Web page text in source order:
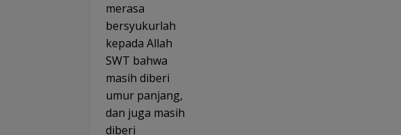
merasa
bersyukurlah
kepada Allah
SWT bahwa
masih diberi
umur panjang,
dan juga masih
diberi